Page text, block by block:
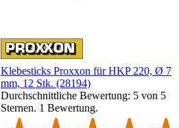
Klebesticks Proxxon für HKP 220, Ø 7
mm, 12 Stk. (28194)
Durchschnittliche Bewertung: 5 von 5
Sternen. 1 Bewertung.